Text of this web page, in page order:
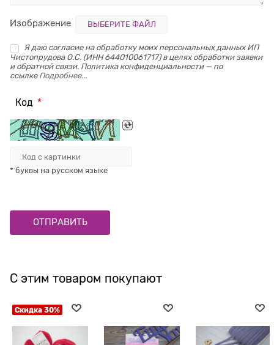
Изображение ВЫБЕРИТЕ ФАЙЛ
Я даю согласие на обработку моих персональных данных ИП
Чистопрудова О.С. (ИНН 644010061717) в целях обработки заявки
и обратной связи. Политика конфиденциальности — по
ссылке Подробнее...
Код
* буквы на русском языке
С этим товаром покупают
Скидка 30%